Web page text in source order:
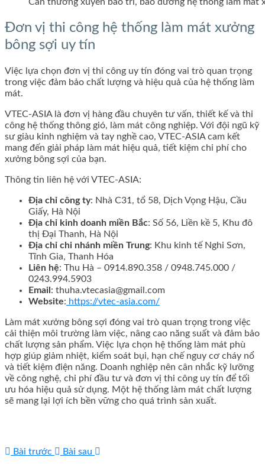
Đơn vị thi công hệ thống làm mát xưởng
bông sợi uy tín
Việc lựa chọn đơn vị thi công uy tín đóng vai trò quan trọng
trong việc đảm bảo chất lượng và hiệu quả của hệ thống làm
mát.
VTEC-ASIA là đơn vị hàng đầu chuyên tư vấn, thiết kế và thi
công hệ thống thông gió, làm mát công nghiệp. Với đội ngũ kỹ
sư giàu kinh nghiệm và tay nghề cao, VTEC-ASIA cam kết
mang đến giải pháp làm mát hiệu quả, tiết kiệm chi phí cho
xưởng bông sợi của bạn.
Thông tin liên hệ với VTEC-ASIA:
Địa chỉ công ty: Nhà C31, tổ 58, Dịch Vọng Hậu, Cầu
Giấy, Hà Nội
Địa chỉ kinh doanh miền Bắc: Số 56, Liền kề 5, Khu đô
thị Đại Thanh, Hà Nội
Địa chỉ chi nhánh miền Trung: Khu kinh tế Nghi Sơn,
Tĩnh Gia, Thanh Hóa
Liên hệ: Thu Hà – 0914.890.358 / 0948.745.000 /
0243.994.5903
Email : thuha.vtecasia@gmail.com
Website: https://vtec-asia.com/
Làm mát xưởng bông sợi đóng vai trò quan trọng trong việc
cải thiện môi trường làm việc, nâng cao năng suất và đảm bảo
chất lượng sản phẩm. Việc lựa chọn hệ thống làm mát phù
hợp giúp giảm nhiệt, kiểm soát bụi, hạn chế nguy cơ cháy nổ
và tiết kiệm điện năng. Doanh nghiệp nên cân nhắc kỹ lưỡng
về công nghệ, chi phí đầu tư và đơn vị thi công uy tín để tối
ưu hóa hiệu quả sử dụng. Một hệ thống làm mát chất lượng
sẽ mang lại lợi ích bền vững cho quá trình sản xuất.
Bài trước Bài sau